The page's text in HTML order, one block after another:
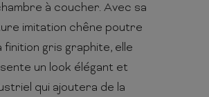
à coucher. Avec sa
imitation chêne poutre
finition gris graphite, elle
un look élégant et
qui ajoutera de la